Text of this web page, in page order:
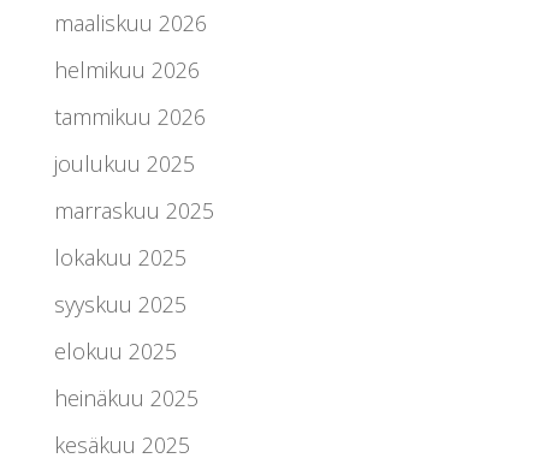
maaliskuu 2026
helmikuu 2026
tammikuu 2026
joulukuu 2025
marraskuu 2025
lokakuu 2025
syyskuu 2025
elokuu 2025
heinäkuu 2025
kesäkuu 2025